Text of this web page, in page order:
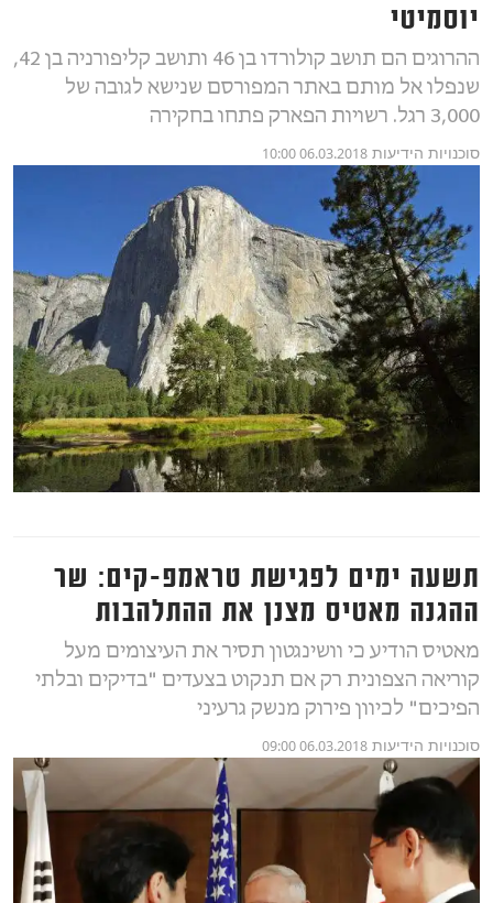
יוסמיטי
ההרוגים הם תושב קולורדו בן 46 ותושב קליפורניה בן 42,
שנפלו אל מותם באתר המפורסם שנישא לגובה של
3,000 רגל. רשויות הפארק פתחו בחקירה
סוכנויות הידיעות 06.03.2018 10:00
תשעה ימים לפגישת טראמפ-קים: שר
ההגנה מאטיס מצנן את ההתלהבות
מאטיס הודיע כי וושינגטון תסיר את העיצומים מעל
קוריאה הצפונית רק אם תנקוט בצעדים "בדיקים ובלתי
הפיכים" לכיוון פירוק מנשק גרעיני
סוכנויות הידיעות 06.03.2018 09:00